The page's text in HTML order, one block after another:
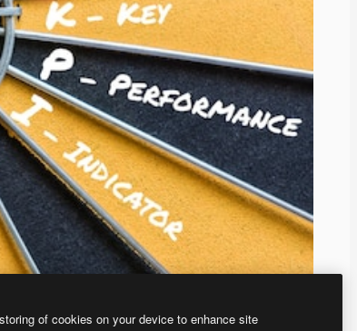
of cookies on your device to enhance site